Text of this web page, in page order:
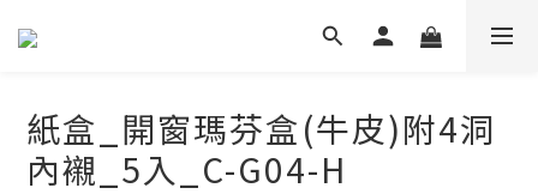
紙盒_開窗瑪芬盒(牛皮)附4洞
內襯_5入_C-G04-H